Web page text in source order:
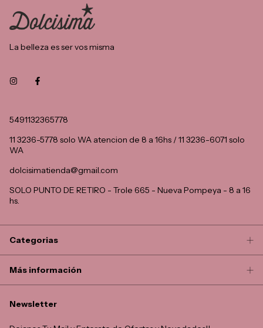
La belleza es ser vos misma
5491132365778
11 3236-5778 solo WA atencion de 8 a 16hs / 11 3236-6071 solo
WA
dolcisimatienda@gmail.com
SOLO PUNTO DE RETIRO - Trole 665 - Nueva Pompeya - 8 a 16
hs.
Categorias
Más información
Newsletter